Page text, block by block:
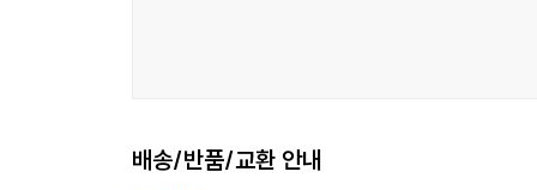
배송/반품/교환 안내